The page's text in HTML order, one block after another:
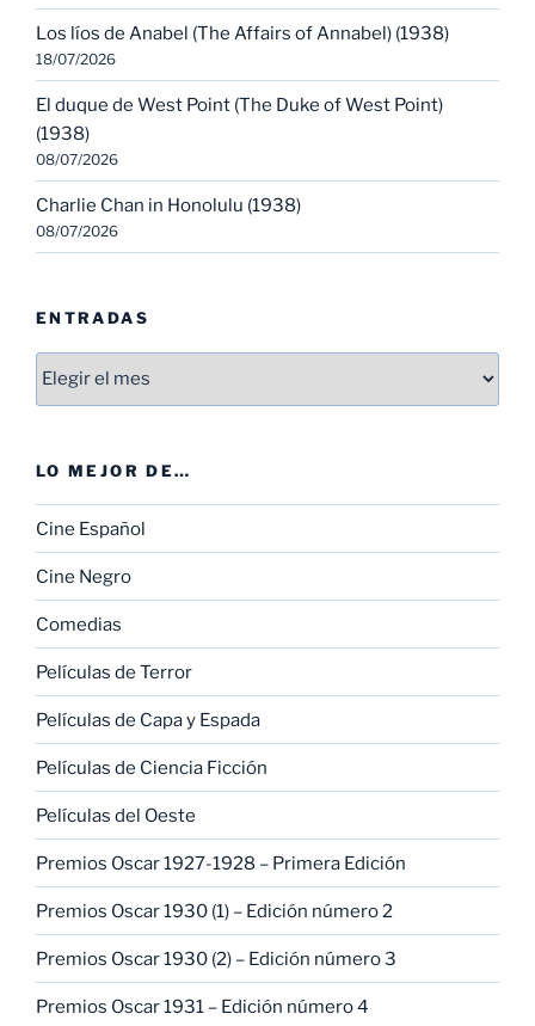
Los líos de Anabel (The Affairs of Annabel) (1938)
18/07/2026
El duque de West Point (The Duke of West Point)
(1938)
08/07/2026
Charlie Chan in Honolulu (1938)
08/07/2026
ENTRADAS
Entradas
LO MEJOR DE…
Cine Español
Cine Negro
Comedias
Películas de Terror
Películas de Capa y Espada
Películas de Ciencia Ficción
Películas del Oeste
Premios Oscar 1927-1928 – Primera Edición
Premios Oscar 1930 (1) – Edición número 2
Premios Oscar 1930 (2) – Edición número 3
Premios Oscar 1931 – Edición número 4